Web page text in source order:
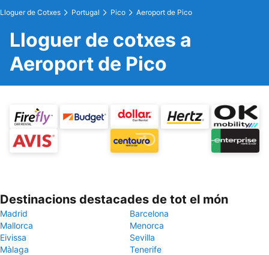
Lloguer de Cotxes Portugal Pico Aeroport de Pico
Lloguer de cotxes a
Aeroport de Pico
Destinacions destacades de tot el món
Madrid
Barcelona
Mallorca
Menorca
Eivissa
Sevilla
Màlaga
Tenerife